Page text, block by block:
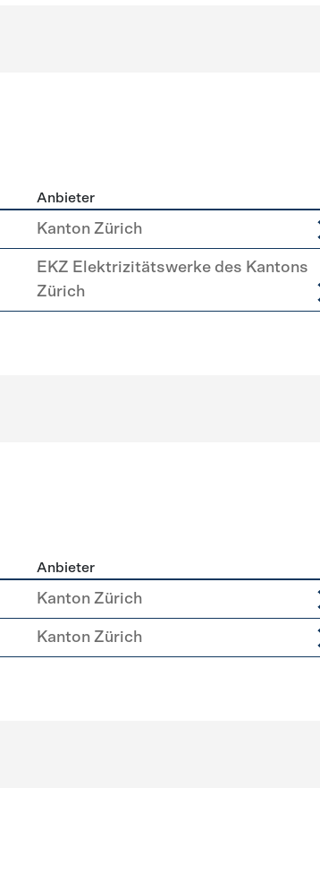
Anbieter
Kanton Zürich
EKZ Elektrizitätswerke des Kantons
Zürich
Anbieter
Kanton Zürich
Kanton Zürich